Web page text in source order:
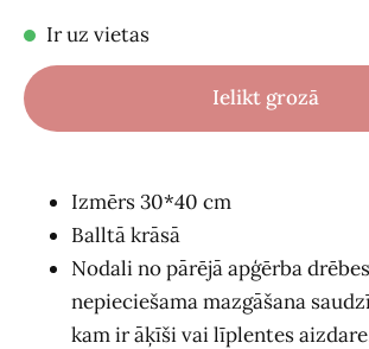
Ir uz vietas
Ielikt grozā
Izmērs 30*40 cm
Balltā krāsā
Nodali no pārējā apģērba
nepieciešama mazgāšana
kam ir āķīši vai līplentes